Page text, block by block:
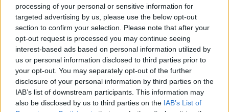
processing of your personal or sensitive information for
targeted advertising by us, please use the below opt-out
section to confirm your selection. Please note that after your
opt-out request is processed you may continue seeing
interest-based ads based on personal information utilized by
us or personal information disclosed to third parties prior to
your opt-out. You may separately opt-out of the further
disclosure of your personal information by third parties on the
IAB’s list of downstream participants. This information may
also be disclosed by us to third parties on the IAB’s List of
Όπως υποστήριξε η πραγματικότητα είναι
ότι «χωρίς να γνωρίζει απολύτως καμία από
τις δύο απολύτως τίποτε, στήθηκε αυτό το
ραντεβού. Η πρώτη κοπέλα, ας το πούμε η
ερωτική σύντροφος, διαδοχικά των δύο
προσώπων, των δύο παιδιών του θύματος
και του δράστη, έμαθε μόνο από το δράστη
ότι πρόκειται να υπάρξει ένα ραντεβού και